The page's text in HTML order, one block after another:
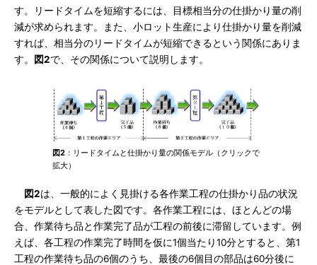
す。リードタイムを短縮するには、目標相当分の仕掛かり量の削
減が求められます。また、小ロット生産により仕掛かり量を削減
すれば、相当分のリードタイムが短縮できるという関係にありま
す。
図2で、その関係について説明します。
図2 ：リードタイムと仕掛かり量の関係モデル（クリックで
拡大）
図2は、一般的によく見掛ける各作業工程の仕掛かり品の状況
をモデルとして表した図です。各作業工程には、ほとんどの場
合、作業待ち品と作業完了品が工程の前後に滞留しています。例
えば、各工程の作業完了時間を仮に1個当たり10分とすると、第1
工程の作業待ち品の6個のうち、最後の6個目の部品は60分後に